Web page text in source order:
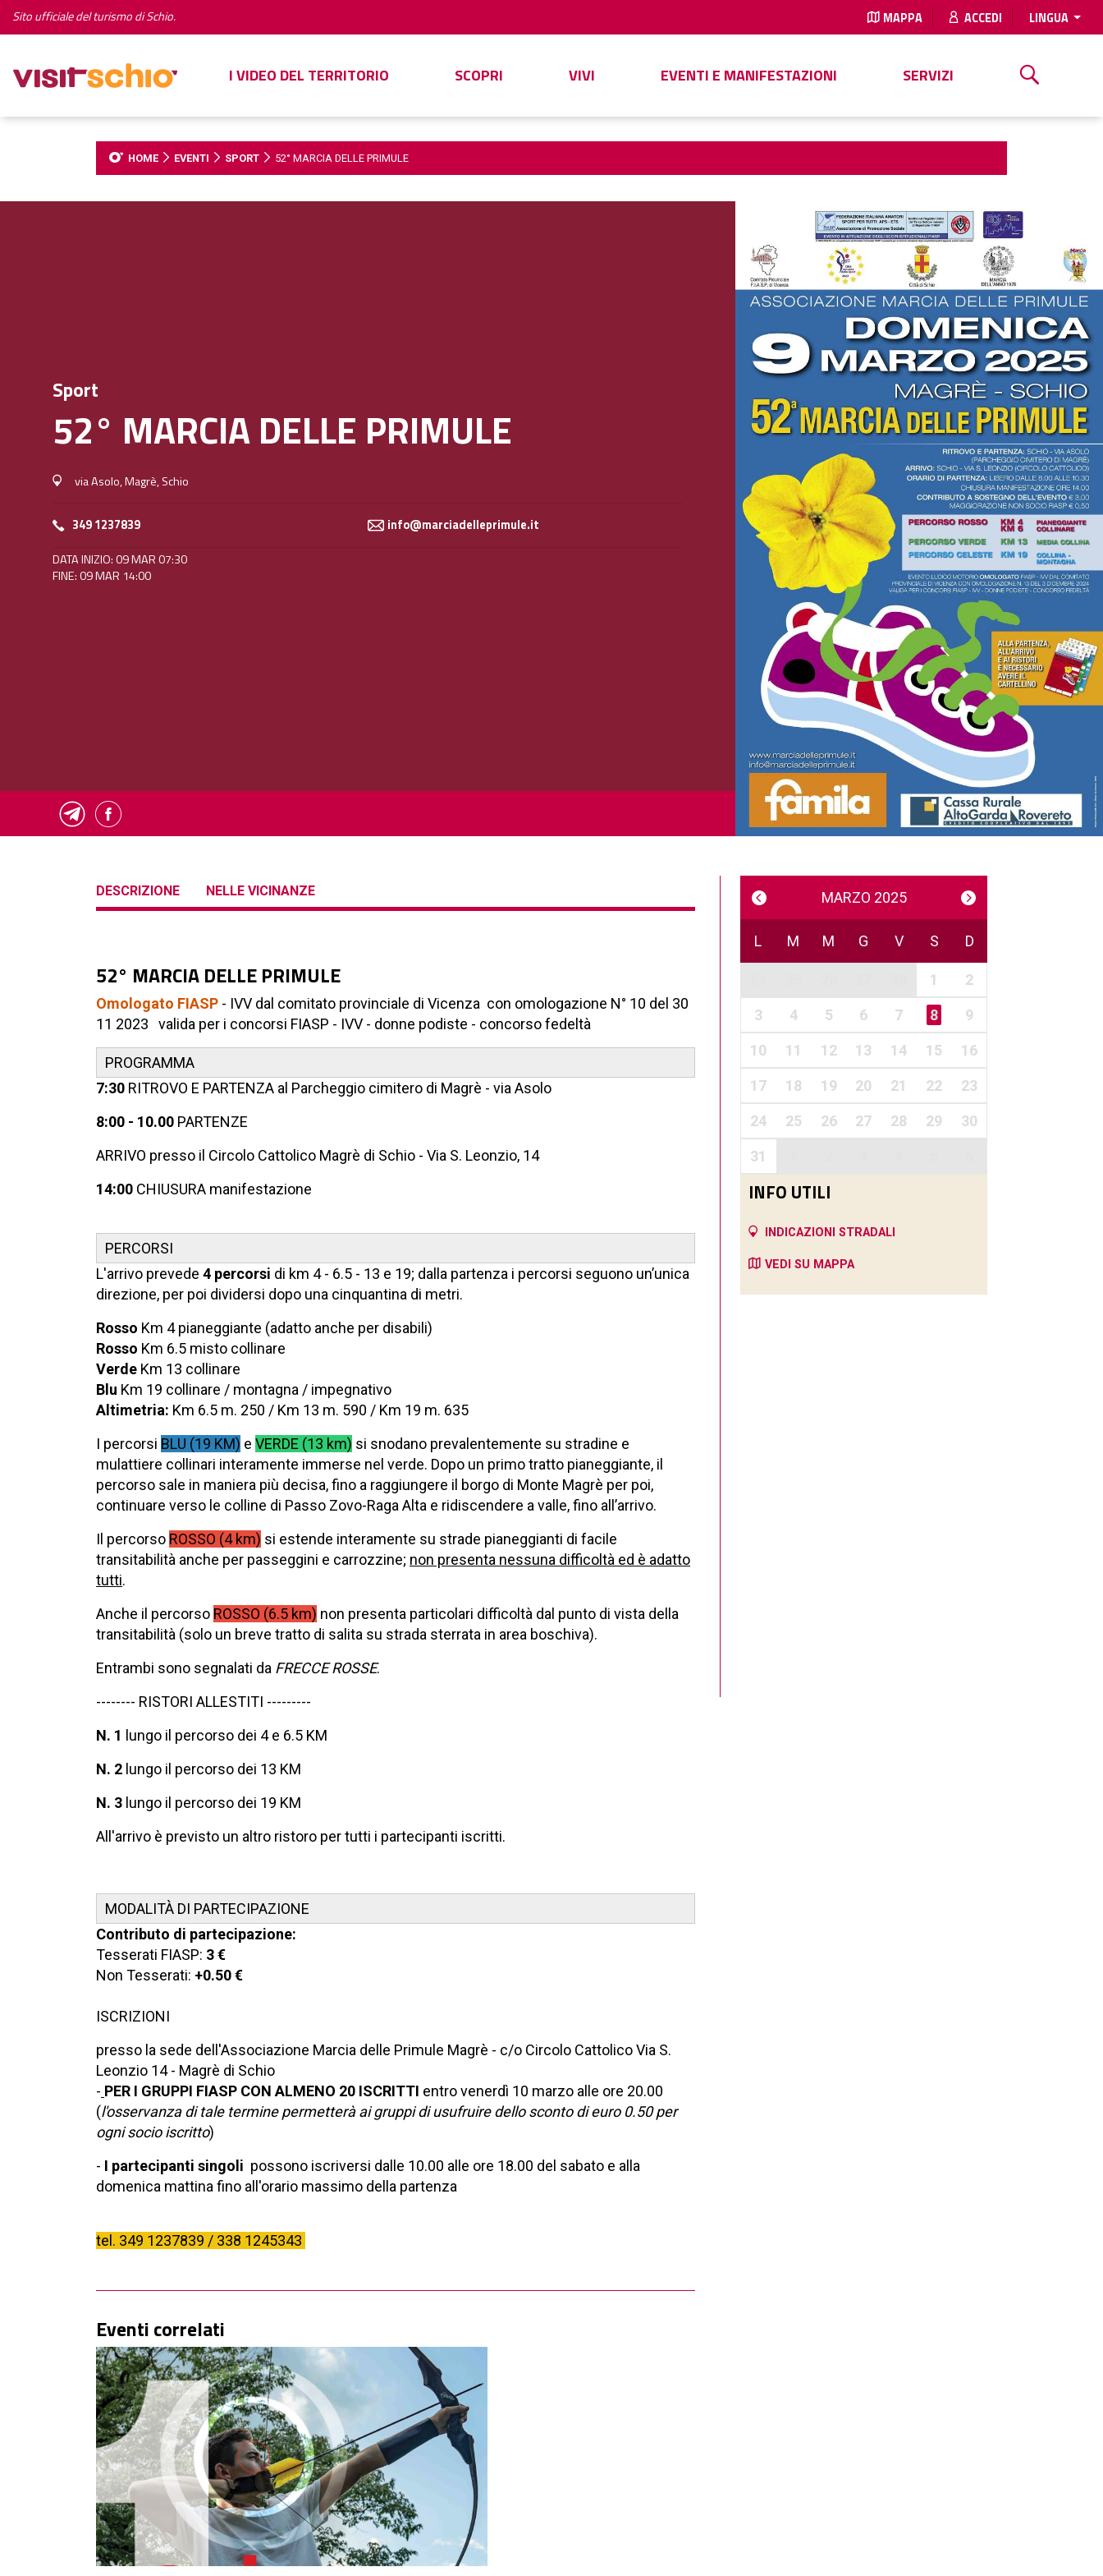
Sito ufficiale del turismo di Schio. MAPPA ACCEDI LINGUA
I VIDEO DEL TERRITORIO SCOPRI VIVI EVENTI E MANIFESTAZIONI SERVIZI
HOME EVENTI SPORT 52° MARCIA DELLE PRIMULE
Sport
52° MARCIA DELLE PRIMULE
via Asolo, Magrè, Schio
349 1237839
info@marciadelleprimule.it
DATA INIZIO: 09 MAR 07:30
FINE: 09 MAR 14:00
DESCRIZIONE NELLE VICINANZE
52° MARCIA DELLE PRIMULE
Omologato FIASP - IVV dal comitato provinciale di Vicenza con omologazione N° 10 del 30
11 2023 valida per i concorsi FIASP - IVV - donne podiste - concorso fedeltà
PROGRAMMA
7:30 RITROVO E PARTENZA al Parcheggio cimitero di Magrè - via Asolo
8:00 - 10.00 PARTENZE
ARRIVO presso il Circolo Cattolico Magrè di Schio - Via S. Leonzio, 14
14:00 CHIUSURA manifestazione
PERCORSI
L'arrivo prevede 4 percorsi di km 4 - 6.5 - 13 e 19; dalla partenza i percorsi seguono un’unica
direzione, per poi dividersi dopo una cinquantina di metri.
Rosso Km 4 pianeggiante (adatto anche per disabili)
Rosso Km 6.5 misto collinare
Verde Km 13 collinare
Blu Km 19 collinare / montagna / impegnativo
Altimetria: Km 6.5 m. 250 / Km 13 m. 590 / Km 19 m. 635
I percorsi BLU (19 KM) e VERDE (13 km) si snodano prevalentemente su stradine e
mulattiere collinari interamente immerse nel verde. Dopo un primo tratto pianeggiante, il
percorso sale in maniera più decisa, fino a raggiungere il borgo di Monte Magrè per poi,
continuare verso le colline di Passo Zovo-Raga Alta e ridiscendere a valle, fino all’arrivo.
Il percorso ROSSO (4 km) si estende interamente su strade pianeggianti di facile
transitabilità anche per passeggini e carrozzine; non presenta nessuna difficoltà ed è adatto
tutti.
Anche il percorso ROSSO (6.5 km) non presenta particolari difficoltà dal punto di vista della
transitabilità (solo un breve tratto di salita su strada sterrata in area boschiva).
Entrambi sono segnalati da FRECCE ROSSE.
-------- RISTORI ALLESTITI ---------
N. 1 lungo il percorso dei 4 e 6.5 KM
N. 2 lungo il percorso dei 13 KM
N. 3 lungo il percorso dei 19 KM
All'arrivo è previsto un altro ristoro per tutti i partecipanti iscritti.
MODALITÀ DI PARTECIPAZIONE
Contributo di partecipazione:
Tesserati FIASP: 3 €
Non Tesserati: +0.50 €
ISCRIZIONI
presso la sede dell'Associazione Marcia delle Primule Magrè - c/o Circolo Cattolico Via S.
Leonzio 14 - Magrè di Schio
- PER I GRUPPI FIASP CON ALMENO 20 ISCRITTI entro venerdì 10 marzo alle ore 20.00
(l'osservanza di tale termine permetterà ai gruppi di usufruire dello sconto di euro 0.50 per
ogni socio iscritto)
- I partecipanti singoli possono iscriversi dalle 10.00 alle ore 18.00 del sabato e alla
domenica mattina fino all'orario massimo della partenza
tel. 349 1237839 / 338 1245343
Eventi correlati
MARZO 2025
L M M G V S D
1 2
3 4 5 6 7 8 9
10 11 12 13 14 15 16
17 18 19 20 21 22 23
24 25 26 27 28 29 30
31
INFO UTILI
INDICAZIONI STRADALI
VEDI SU MAPPA